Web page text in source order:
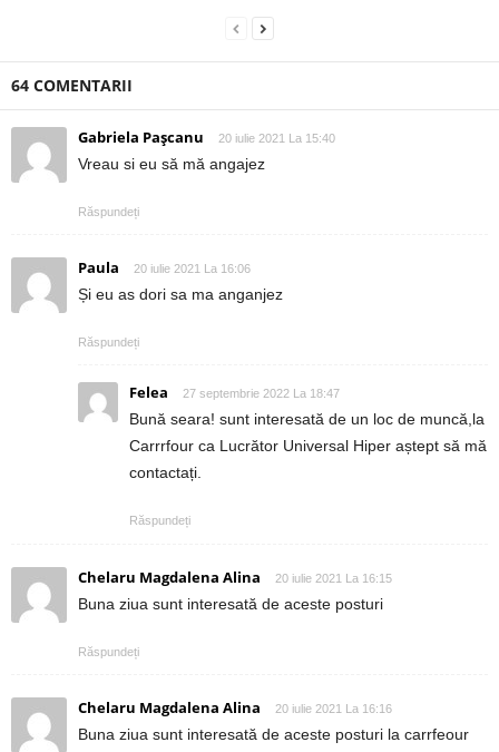
64 COMENTARII
Gabriela Pașcanu 20 iulie 2021 La 15:40
Vreau si eu să mă angajez
Răspundeți
Paula 20 iulie 2021 La 16:06
Și eu as dori sa ma anganjez
Răspundeți
Felea 27 septembrie 2022 La 18:47
Bună seara! sunt interesată de un loc de muncă,la
Carrrfour ca Lucrător Universal Hiper aștept să mă
contactați.
Răspundeți
Chelaru Magdalena Alina 20 iulie 2021 La 16:15
Buna ziua sunt interesată de aceste posturi
Răspundeți
Chelaru Magdalena Alina 20 iulie 2021 La 16:16
Buna ziua sunt interesată de aceste posturi la carrfeour